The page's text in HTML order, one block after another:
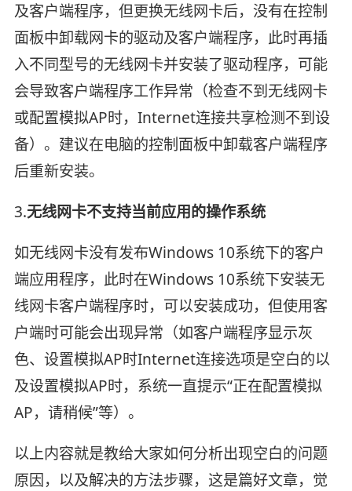
及客户端程序，但更换无线网卡后，没有在控制
面板中卸载网卡的驱动及客户端程序，此时再插
入不同型号的无线网卡并安装了驱动程序，可能
会导致客户端程序工作异常（检查不到无线网卡
或配置模拟AP时，Internet连接共享检测不到设
备）。建议在电脑的控制面板中卸载客户端程序
后重新安装。
3.无线网卡不支持当前应用的操作系统
如无线网卡没有发布Windows 10系统下的客户
端应用程序，此时在Windows 10系统下安装无
线网卡客户端程序时，可以安装成功，但使用客
户端时可能会出现异常（如客户端程序显示灰
色、设置模拟AP时Internet连接选项是空白的以
及设置模拟AP时，系统一直提示“正在配置模拟
AP，请稍候”等）。
以上内容就是教给大家如何分析出现空白的问题
原因，以及解决的方法步骤，这是篇好文章，觉